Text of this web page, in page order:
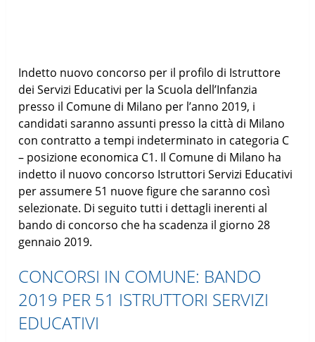
Indetto nuovo concorso per il profilo di Istruttore
dei Servizi Educativi per la Scuola dell’Infanzia
presso il Comune di Milano per l’anno 2019, i
candidati saranno assunti presso la città di Milano
con contratto a tempi indeterminato in categoria C
– posizione economica C1. Il Comune di Milano ha
indetto il nuovo concorso Istruttori Servizi Educativi
per assumere 51 nuove figure che saranno così
selezionate. Di seguito tutti i dettagli inerenti al
bando di concorso che ha scadenza il giorno 28
gennaio 2019.
CONCORSI IN COMUNE: BANDO
2019 PER 51 ISTRUTTORI SERVIZI
EDUCATIVI